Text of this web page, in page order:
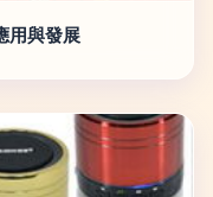
用與發展